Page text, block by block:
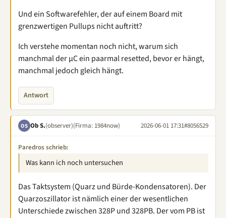
Und ein Softwarefehler, der auf einem Board mit
grenzwertigen Pullups nicht auftritt?
Ich verstehe momentan noch nicht, warum sich
manchmal der µC ein paarmal resetted, bevor er hängt,
manchmal jedoch gleich hängt.
Antwort
OS Ob S.(observer)(Firma: 1984now) 2026-06-01 17:31#8056529
Paredros schrieb:
Was kann ich noch untersuchen
Das Taktsystem (Quarz und Bürde-Kondensatoren). Der
Quarzoszillator ist nämlich einer der wesentlichen
Unterschiede zwischen 328P und 328PB. Der vom PB ist